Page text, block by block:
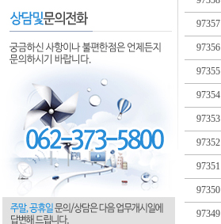
97357
97356
97355
97354
97353
97352
97351
97350
97349